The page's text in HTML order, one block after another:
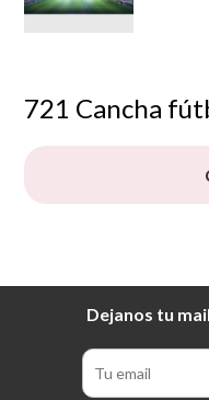
721 Cancha
Dejanos tu